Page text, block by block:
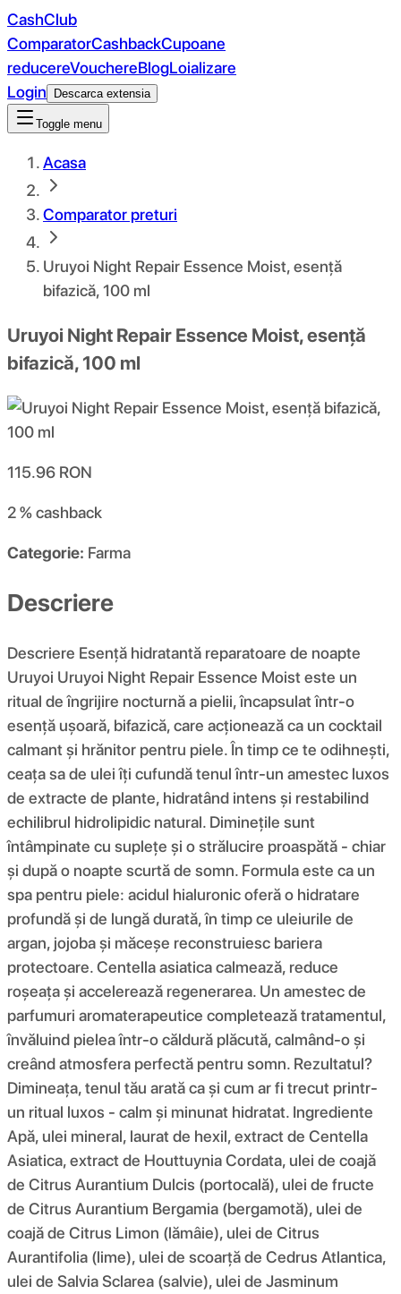
CashClub
ComparatorCashbackCupoane
reducereVouchereBlogLoializare
Login
Descarca extensia
Toggle menu
Acasa
Comparator preturi
Uruyoi Night Repair Essence Moist, esență
bifazică, 100 ml
Uruyoi Night Repair Essence Moist, esență
bifazică, 100 ml
115.96 RON
2 %cashback
Categorie: Farma
Descriere
Descriere Esență hidratantă reparatoare de noapte
Uruyoi Uruyoi Night Repair Essence Moist este un
ritual de îngrijire nocturnă a pielii, încapsulat într-o
esență ușoară, bifazică, care acționează ca un cocktail
calmant și hrănitor pentru piele. În timp ce te odihnești,
ceața sa de ulei îți cufundă tenul într-un amestec luxos
de extracte de plante, hidratând intens și restabilind
echilibrul hidrolipidic natural. Diminețile sunt
întâmpinate cu suplețe și o strălucire proaspătă - chiar
și după o noapte scurtă de somn. Formula este ca un
spa pentru piele: acidul hialuronic oferă o hidratare
profundă și de lungă durată, în timp ce uleiurile de
argan, jojoba și măceșe reconstruiesc bariera
protectoare. Centella asiatica calmează, reduce
roșeața și accelerează regenerarea. Un amestec de
parfumuri aromaterapeutice completează tratamentul,
învăluind pielea într-o căldură plăcută, calmând-o și
creând atmosfera perfectă pentru somn. Rezultatul?
Dimineața, tenul tău arată ca și cum ar fi trecut printr-
un ritual luxos - calm și minunat hidratat. Ingrediente
Apă, ulei mineral, laurat de hexil, extract de Centella
Asiatica, extract de Houttuynia Cordata, ulei de coajă
de Citrus Aurantium Dulcis (portocală), ulei de fructe
de Citrus Aurantium Bergamia (bergamotă), ulei de
coajă de Citrus Limon (lămâie), ulei de Citrus
Aurantifolia (lime), ulei de scoarță de Cedrus Atlantica,
ulei de Salvia Sclarea (salvie), ulei de Jasminum